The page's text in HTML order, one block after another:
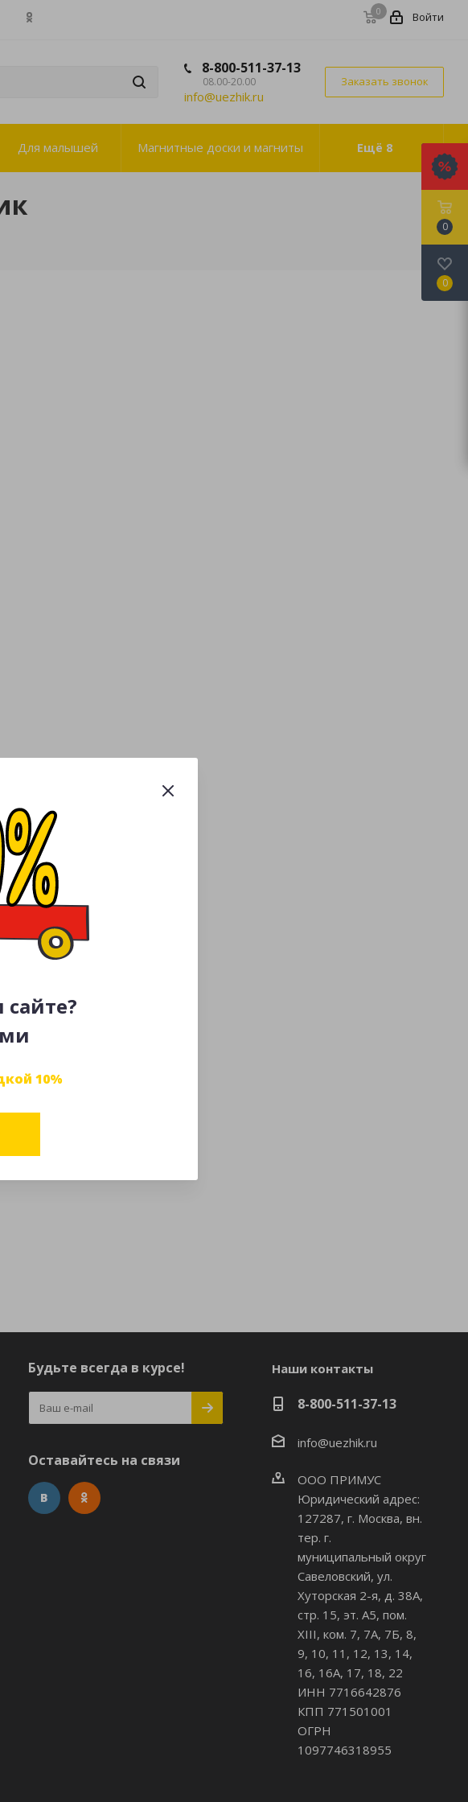
10%
0 Войти
8-800-511-37-13
08.00-20.00
info@uezhik.ru
Заказать звонок
Для малышей Магнитные доски и магниты Ещё 8
Будьте всегда в курсе!
Оставайтесь на связи
Наши контакты
8-800-511-37-13
info@uezhik.ru
ООО ПРИМУС
Юридический адрес:
127287, г. Москва, вн.
тер. г.
муниципальный округ
Савеловский, ул.
Хуторская 2-я, д. 38А,
стр. 15, эт. А5, пом.
XIII, ком. 7, 7А, 7Б, 8,
9, 10, 11, 12, 13, 14,
16, 16А, 17, 18, 22
ИНН 7716642876
КПП 771501001
ОГРН
1097746318955
0
0